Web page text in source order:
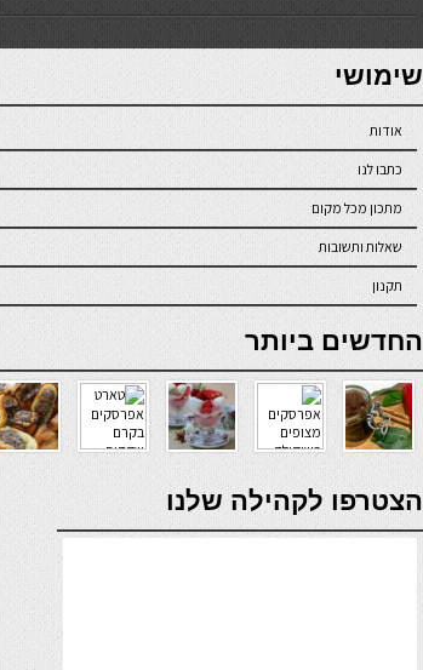
7slots
seriöse online casinos österreich
שימושי
אודות
כתבו לנו
מתכון מכל מקום
שאלות ותשובות
תקנון
online casino
החדשים ביותר
verde casino
הצטרפו לקהילה שלנו